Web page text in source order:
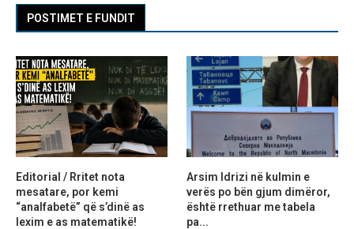
POSTIMET E FUNDIT
Editorial / Rritet nota
mesatare, por kemi
“analfabetë” që s’dinë as
lexim e as matematikë!
Arsim Idrizi në kulmin e
verës po bën gjum dimëror,
është rrethuar me tabela
pa...